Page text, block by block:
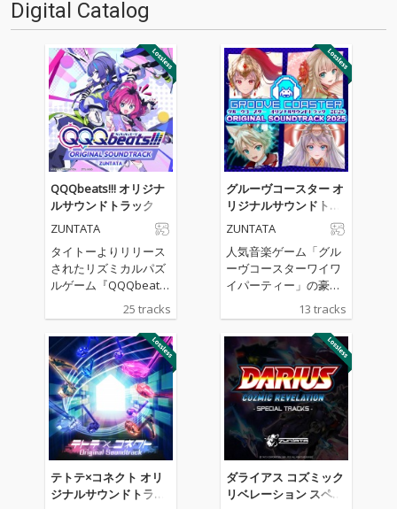
Digital Catalog
QQQbeats!!! オリジナ
ルサウンドトラック
ZUNTATA
タイトーよりリリース
されたリズミカルパズ
ルゲーム『QQQbeat
s!!!』のサウンドトラッ
ク。タイトーサウンド
チームZUNTATAやIOSY
Sによるゲーム中BGM
のほか、REDALiCE、S
nail's Houseによる書
き下ろしオリジナル曲
も収録。
25 tracks
グルーヴコースター オ
リジナルサウンドトラ
ック 2025
ZUNTATA
人気音楽ゲーム「グル
ーヴコースターワイワ
イパーティー」の豪華
サウンドトラックがリ
リース！owl＊tree、
かめりあ、TAGといっ
た人気コンポーザーに
よる人気楽曲や、高難
易度楽曲として話題を
呼んだ“vs MASAKI”シ
リーズを含む全13曲を
完全収録し、バラエテ
ィ豊かなラインナップ
が揃っています。個性
溢れる楽曲が集結し、
聴き応えのあるアルバ
13 tracks
テトテ×コネクト オリ
ジナルサウンドトラッ
ダライアス コズミック
リベレーション スペシ